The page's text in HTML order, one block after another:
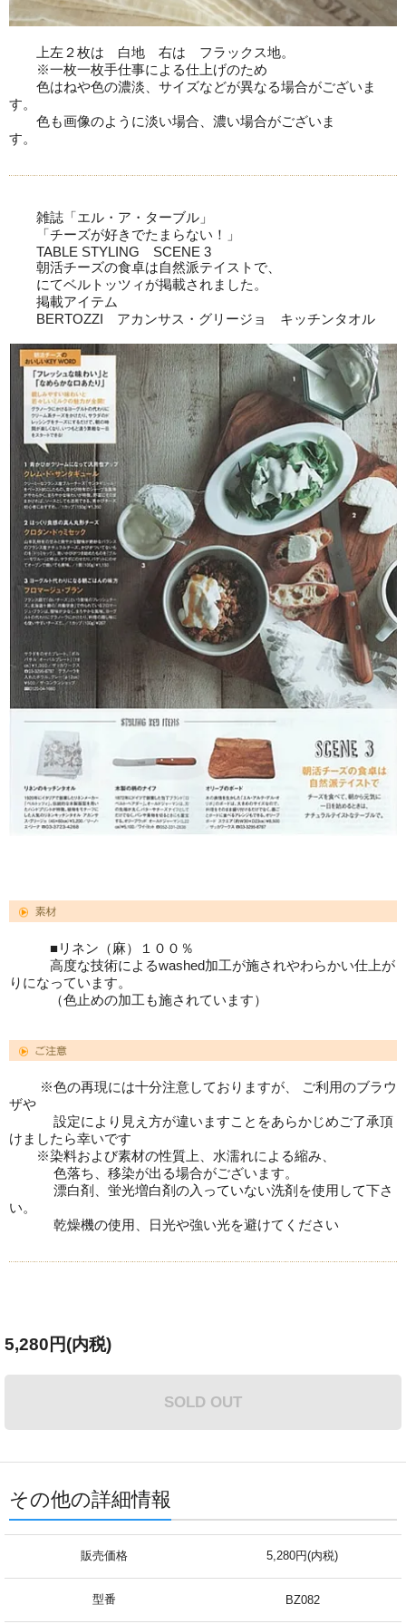
上左２枚は 白地 右は フラックス地。
※一枚一枚手仕事による仕上げのため
色はねや色の濃淡、サイズなどが異なる場合がございま
す。
色も画像のように淡い場合、濃い場合がございま
す。
雑誌「エル・ア・ターブル」
「チーズが好きでたまらない！」
TABLE STYLING SCENE 3
朝活チーズの食卓は自然派テイストで、
にてベルトッツィが掲載されました。
掲載アイテム
BERTOZZI アカンサス・グリージョ キッチンタオル
■リネン（麻）１００％
高度な技術によるwashed加工が施されやわらかい仕上が
りになっています。
（色止めの加工も施されています）
※色の再現には十分注意しておりますが、 ご利用のブラウ
ザや
設定により見え方が違いますことをあらかじめご了承頂
けましたら幸いです
※染料および素材の性質上、水濡れによる縮み、
色落ち、移染が出る場合がございます。
漂白剤、蛍光増白剤の入っていない洗剤を使用して下さ
い。
乾燥機の使用、日光や強い光を避けてください
5,280円(内税)
SOLD OUT
その他の詳細情報
販売価格 5,280円(内税)
型番 BZ082